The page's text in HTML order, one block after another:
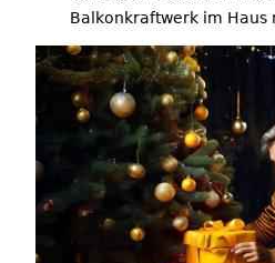
Balkonkraftwerk im Haus